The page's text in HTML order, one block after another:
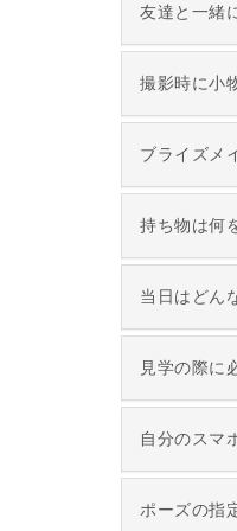
友達と一緒
撮影時に小
ブライズメ
持ち物は何
当日はどん
見学の際に
自分のスマ
ポーズの指